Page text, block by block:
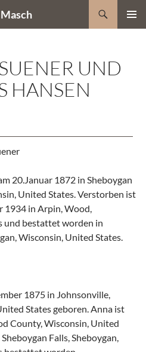
UND
HANSEN
20.Januar 1872 in Sheboygan
United States. Verstorben ist
1934 in Arpin, Wood,
und bestattet worden in
Wisconsin, United States.
1875 in Johnsonville,
States geboren. Anna ist
County, Wisconsin, United
Falls, Sheboygan,